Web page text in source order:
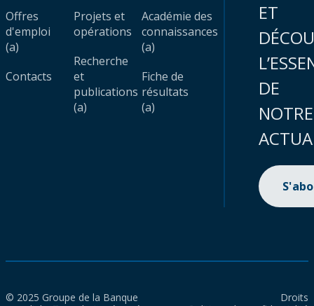
Offres
d'emploi
(a)
Contacts
Projets et
opérations
Recherche
et
publications
(a)
Académie des
connaissances
(a)
Fiche de
résultats
(a)
ET
DE
NOTRE
© 2025 Groupe de la Banque
Droits